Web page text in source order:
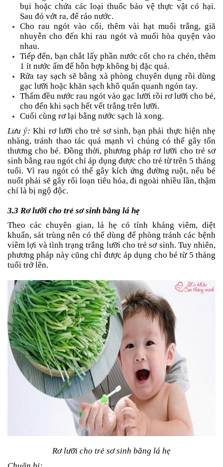
bụi hoặc chứa các loại thuốc bảo vệ thực vật có hại.
Sau đó vớt ra, để ráo nước.
Cho rau ngót vào cối, thêm vài hạt muối trắng, giã
nhuyễn cho đến khi rau ngót và muối hòa quyện vào
nhau.
Tiếp đến, bạn chắt lấy phần nước cốt cho ra chén, thêm
1 ít nước ấm để hỗn hợp không bị đặc quá.
Rửa tay sạch sẽ bằng xà phòng chuyên dụng rồi dùng
gạc lưỡi hoặc khăn sạch khô quấn quanh ngón tay.
Thấm đều nước rau ngót vào gạc lưỡi rồi rơ lưỡi cho bé,
cho đến khi sạch hết vết trắng trên lưỡi.
Cuối cùng rơ lại bằng nước sạch là xong.
Lưu ý: Khi rơ lưỡi cho trẻ sơ sinh, bạn phải thực hiện nhẹ
nhàng, tránh thao tác quá mạnh vì chúng có thể gây tổn
thương cho bé. Đồng thời, phương pháp rơ lưỡi cho trẻ sơ
sinh bằng rau ngót chỉ áp dụng được cho trẻ từ trên 5 tháng
tuổi. Vì rau ngót có thể gây kích ứng đường ruột, nếu bé
nuốt phải sẽ gây rối loạn tiêu hóa, đi ngoài nhiều lần, thậm
chí là bị ngộ độc.
3.3 Rơ lưỡi cho trẻ sơ sinh bằng lá hẹ
Theo các chuyên gian, lá hẹ có tính kháng viêm, diệt
khuẩn, sát trùng nên có thể dùng để phòng tránh các bệnh
viêm lợi và tình trạng trắng lưỡi cho trẻ sơ sinh. Tuy nhiên,
phương pháp này cũng chỉ được áp dụng cho bé từ 5 tháng
tuổi trở lên.
Rơ lưỡi cho trẻ sơ sinh bằng lá hẹ